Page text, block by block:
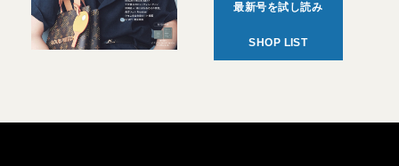
最新号を試し読み
SHOP LIST